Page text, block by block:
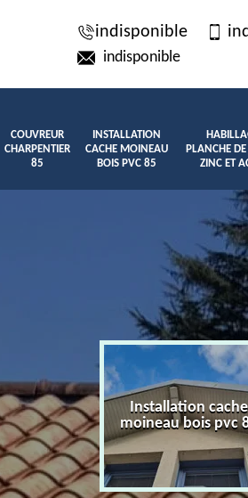
indisponible
indisponible
COUVREUR
CHARPENTIER
85
INSTALLATION
CACHE MOINEAU
BOIS PVC 85
PLANCHE
ZINC ET
Installation cache
moineau bois pvc